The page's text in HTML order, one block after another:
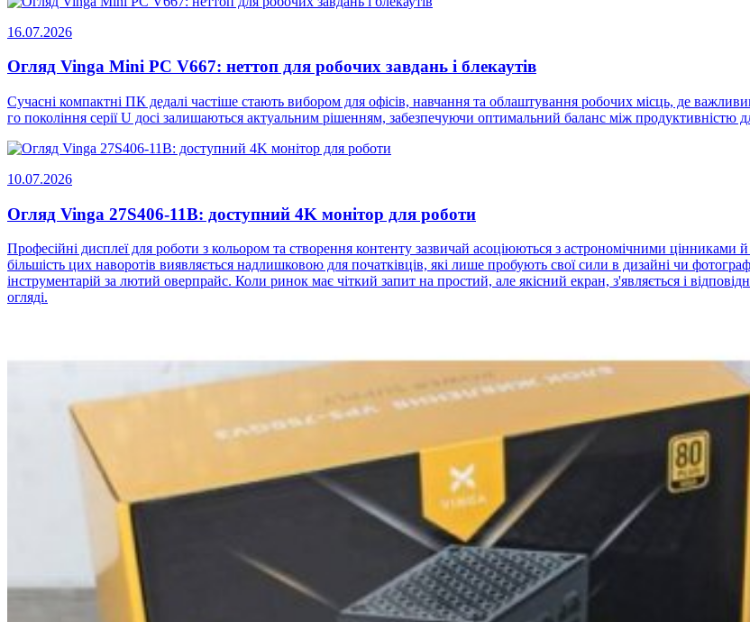
16.07.2026
Огляд Vinga Mini PC V667: неттоп для робочих завдань і блекаутів
Сучасні компактні ПК дедалі частіше стають вибором для офісів, навчання та облаштування робочих місць, де
го покоління серії U досі залишаються актуальним рішенням, забезпечуючи оптимальний баланс між продуктивністю
10.07.2026
Огляд Vinga 27S406-11B: доступний 4K монітор для роботи
Професійні дисплеї для роботи з кольором та створення контенту зазвичай асоціюються з астрономічними
більшість цих наворотів виявляється надлишковою для початківців, які лише пробують свої сили в дизайні чи
інструментарій за лютий оверпрайс. Коли ринок має чіткий запит на простий, але якісний екран, з'являється і
огляді.